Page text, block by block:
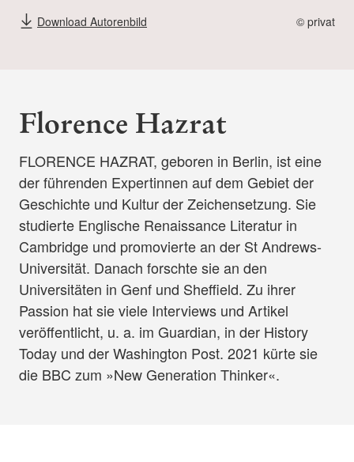
Download Autorenbild © privat
Florence Hazrat
FLORENCE HAZRAT, geboren in Berlin, ist eine
der führenden Expertinnen auf dem Gebiet der
Geschichte und Kultur der Zeichensetzung. Sie
studierte Englische Renaissance Literatur in
Cambridge und promovierte an der St Andrews-
Universität. Danach forschte sie an den
Universitäten in Genf und Sheffield. Zu ihrer
Passion hat sie viele Interviews und Artikel
veröffentlicht, u. a. im Guardian, in der History
Today und der Washington Post. 2021 kürte sie
die BBC zum »New Generation Thinker«.